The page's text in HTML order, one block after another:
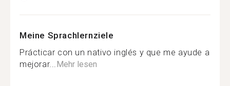
Meine Sprachlernziele
Prácticar con un nativo inglés y que me ayude a
mejorar...Mehr lesen